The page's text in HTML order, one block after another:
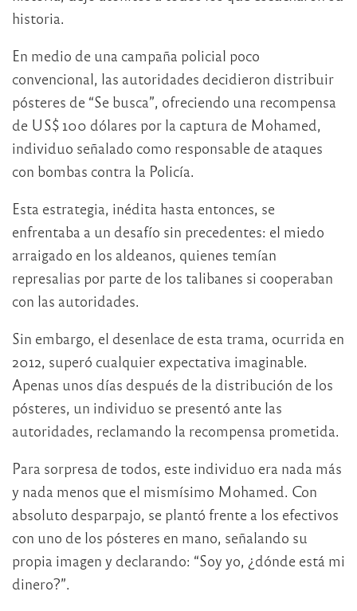
historia.
En medio de una campaña policial poco
convencional, las autoridades decidieron distribuir
pósteres de “Se busca”, ofreciendo una recompensa
de US$ 100 dólares por la captura de Mohamed,
individuo señalado como responsable de ataques
con bombas contra la Policía.
Esta estrategia, inédita hasta entonces, se
enfrentaba a un desafío sin precedentes: el miedo
arraigado en los aldeanos, quienes temían
represalias por parte de los talibanes si cooperaban
con las autoridades.
Sin embargo, el desenlace de esta trama, ocurrida en
2012, superó cualquier expectativa imaginable.
Apenas unos días después de la distribución de los
pósteres, un individuo se presentó ante las
autoridades, reclamando la recompensa prometida.
Para sorpresa de todos, este individuo era nada más
y nada menos que el mismísimo Mohamed. Con
absoluto desparpajo, se plantó frente a los efectivos
con uno de los pósteres en mano, señalando su
propia imagen y declarando: “Soy yo, ¿dónde está mi
dinero?”.